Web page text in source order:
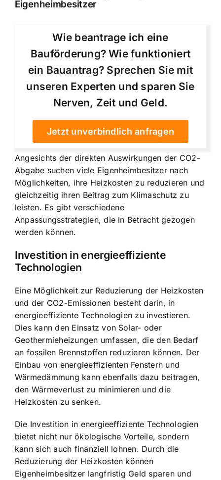
Eigenheimbesitzer
Wie beantrage ich eine
Bauförderung? Wie funktioniert
ein Bauantrag? Sprechen Sie mit
unseren Experten und sparen Sie
Nerven, Zeit und Geld.
Jetzt unverbindlich anfragen
Angesichts der direkten Auswirkungen der CO2-
Abgabe suchen viele Eigenheimbesitzer nach
Möglichkeiten, ihre Heizkosten zu reduzieren und
gleichzeitig ihren Beitrag zum Klimaschutz zu
leisten. Es gibt verschiedene
Anpassungsstrategien, die in Betracht gezogen
werden können.
Investition in energieeffiziente
Technologien
Eine Möglichkeit zur Reduzierung der Heizkosten
und der CO2-Emissionen besteht darin, in
energieeffiziente Technologien zu investieren.
Dies kann den Einsatz von Solar- oder
Geothermieheizungen umfassen, die den Bedarf
an fossilen Brennstoffen reduzieren können. Der
Einbau von energieeffizienten Fenstern und
Wärmedämmung kann ebenfalls dazu beitragen,
den Wärmeverlust zu minimieren und die
Heizkosten zu senken.
Die Investition in energieeffiziente Technologien
bietet nicht nur ökologische Vorteile, sondern
kann sich auch finanziell lohnen. Durch die
Reduzierung der Heizkosten können
Eigenheimbesitzer langfristig Geld sparen und